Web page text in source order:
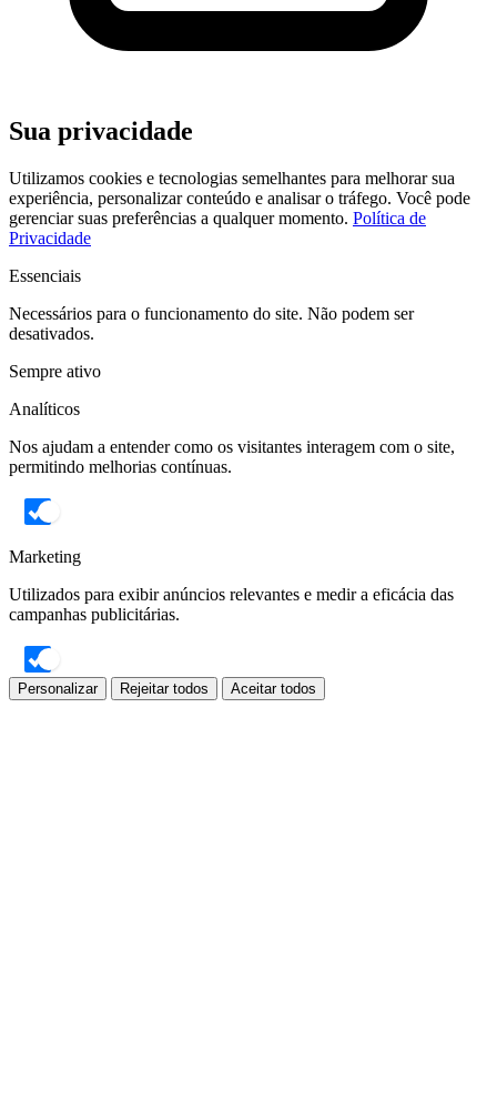
Sua privacidade
Utilizamos cookies e tecnologias semelhantes para melhorar sua
experiência, personalizar conteúdo e analisar o tráfego. Você pode
gerenciar suas preferências a qualquer momento. Política de
Privacidade
Essenciais
Necessários para o funcionamento do site. Não podem ser
desativados.
Sempre ativo
Analíticos
Nos ajudam a entender como os visitantes interagem com o site,
permitindo melhorias contínuas.
Marketing
Utilizados para exibir anúncios relevantes e medir a eficácia das
campanhas publicitárias.
Personalizar Rejeitar todos Aceitar todos